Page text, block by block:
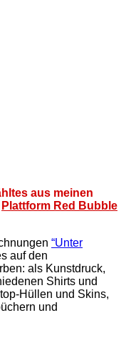
aus meinen
Plattform Red Bubble
“Unter
auf den
als Kunstdruck,
Shirts und
Hüllen und Skins,
und